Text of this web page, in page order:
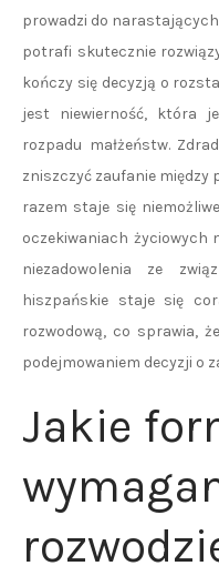
prowadzi do
potrafi skutecznie
kończy się decyzją o
jest niewierność, która
rozpadu małżeństw.
zniszczyć zaufanie między
razem staje się
oczekiwaniach życiowych
niezadowolenia ze
hiszpańskie staje się
rozwodową, co sprawia,
podejmowaniem decyzji o
Jakie